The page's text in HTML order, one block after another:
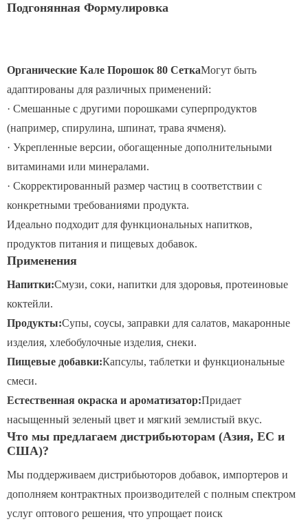
Подгонянная Формулировка
Органические Кале Порошок 80 СеткаМогут быть
адаптированы для различных применений:
· Смешанные с другими порошками суперпродуктов
(например, спирулина, шпинат, трава ячменя).
· Укрепленные версии, обогащенные дополнительными
витаминами или минералами.
· Скорректированный размер частиц в соответствии с
конкретными требованиями продукта.
Идеально подходит для функциональных напитков,
продуктов питания и пищевых добавок.
Применения
Напитки:Смузи, соки, напитки для здоровья, протеиновые
коктейли.
Продукты:Супы, соусы, заправки для салатов, макаронные
изделия, хлебобулочные изделия, снеки.
Пищевые добавки:Капсулы, таблетки и функциональные
смеси.
Естественная окраска и ароматизатор:Придает
насыщенный зеленый цвет и мягкий землистый вкус.
Что мы предлагаем дистрибьюторам (Азия, ЕС и
США)?
Мы поддерживаем дистрибьюторов добавок, импортеров и
дополняем контрактных производителей с полным спектром
услуг оптового решения, что упрощает поиск